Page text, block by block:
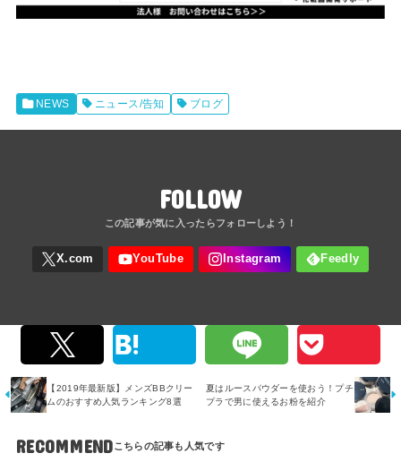
NEWS ニュース/告知 ブログ
FOLLOW
【2019年最新版】メンズBBクリー
ムのおすすめ人気ランキング8選
夏はルースパウダーを使おう！プチ
プラで男に使えるお粉を紹介
RECOMMEND